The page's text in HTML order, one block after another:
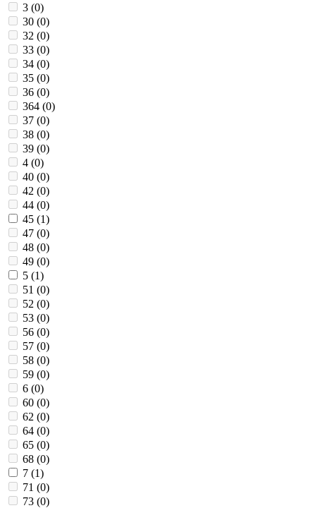
3 (0)
30 (0)
32 (0)
33 (0)
34 (0)
35 (0)
36 (0)
364 (0)
37 (0)
38 (0)
39 (0)
4 (0)
40 (0)
42 (0)
44 (0)
45 (1)
47 (0)
48 (0)
49 (0)
5 (1)
51 (0)
52 (0)
53 (0)
56 (0)
57 (0)
58 (0)
59 (0)
6 (0)
60 (0)
62 (0)
64 (0)
65 (0)
68 (0)
7 (1)
71 (0)
73 (0)